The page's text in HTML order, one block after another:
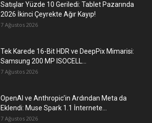
Satışlar Yüzde 10 Geriledi: Tablet Pazarında
2026 İkinci Çeyrekte Ağır Kayıp!
7 Ağustos 2026
Tek Karede 16-Bit HDR ve DeepPix Mimarisi:
Samsung 200 MP ISOCELL...
7 Ağustos 2026
OpenAI ve Anthropic’in Ardından Meta da
Eklendi: Muse Spark 1.1 İnternete...
7 Ağustos 2026